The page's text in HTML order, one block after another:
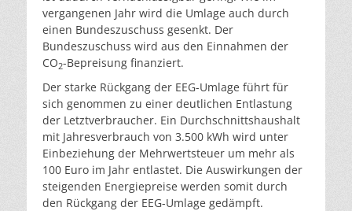
vergangenen Jahr wird die Umlage auch durch
einen Bundeszuschuss gesenkt. Der
Bundeszuschuss wird aus den Einnahmen der
CO2-Bepreisung finanziert.
Der starke Rückgang der EEG-Umlage führt für
sich genommen zu einer deutlichen Entlastung
der Letztverbraucher. Ein Durchschnittshaushalt
mit Jahresverbrauch von 3.500 kWh wird unter
Einbeziehung der Mehrwertsteuer um mehr als
100 Euro im Jahr entlastet. Die Auswirkungen der
steigenden Energiepreise werden somit durch
den Rückgang der EEG-Umlage gedämpft.